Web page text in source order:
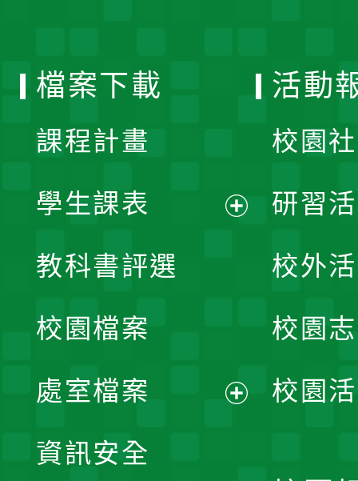
檔案下載
課程計畫
學生課表
單
教科書評選
校園檔案
處室檔案
資訊安全
活動
校園
研習
校外
校園
校園